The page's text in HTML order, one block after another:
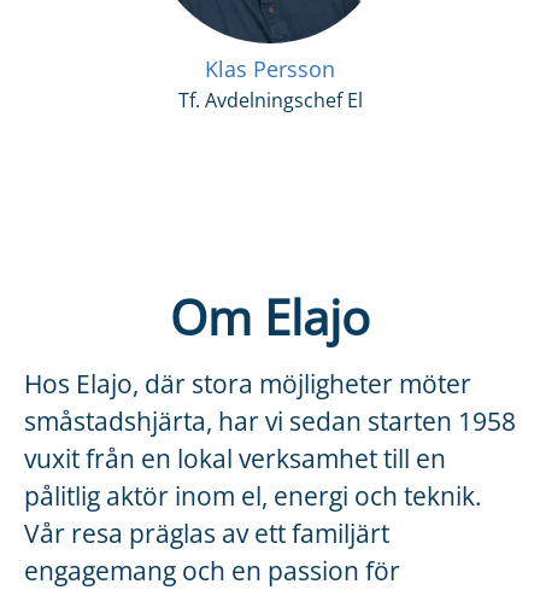
Klas Persson
Tf. Avdelningschef El
Om Elajo
Hos Elajo, där stora möjligheter möter
småstadshjärta, har vi sedan starten 1958
vuxit från en lokal verksamhet till en
pålitlig aktör inom el, energi och teknik.
Vår resa präglas av ett familjärt
engagemang och en passion för